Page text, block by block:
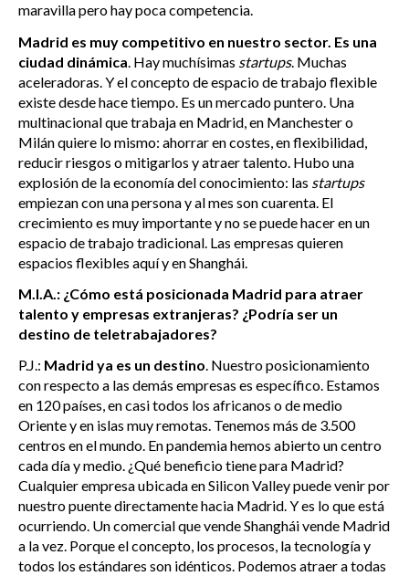
maravilla pero hay poca competencia.
Madrid es muy competitivo en nuestro sector. Es una
ciudad dinámica . Hay muchísimas startups. Muchas
aceleradoras. Y el concepto de espacio de trabajo flexible
existe desde hace tiempo. Es un mercado puntero. Una
multinacional que trabaja en Madrid, en Manchester o
Milán quiere lo mismo: ahorrar en costes, en flexibilidad,
reducir riesgos o mitigarlos y atraer talento. Hubo una
explosión de la economía del conocimiento: las startups
empiezan con una persona y al mes son cuarenta. El
crecimiento es muy importante y no se puede hacer en un
espacio de trabajo tradicional. Las empresas quieren
espacios flexibles aquí y en Shanghái.
M.I.A.: ¿Cómo está posicionada Madrid para atraer
talento y empresas extranjeras? ¿Podría ser un
destino de teletrabajadores?
P.J.: Madrid ya es un destino. Nuestro posicionamiento
con respecto a las demás empresas es específico. Estamos
en 120 países, en casi todos los africanos o de medio
Oriente y en islas muy remotas. Tenemos más de 3.500
centros en el mundo. En pandemia hemos abierto un centro
cada día y medio. ¿Qué beneficio tiene para Madrid?
Cualquier empresa ubicada en Silicon Valley puede venir por
nuestro puente directamente hacia Madrid. Y es lo que está
ocurriendo. Un comercial que vende Shanghái vende Madrid
a la vez. Porque el concepto, los procesos, la tecnología y
todos los estándares son idénticos. Podemos atraer a todas